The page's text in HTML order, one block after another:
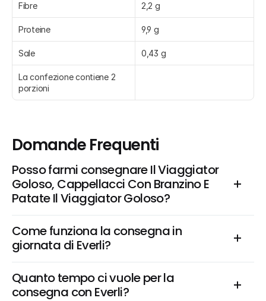
Fibre 2,2 g
Proteine 9,9 g
Sale 0,43 g
La confezione contiene 2
porzioni
Domande Frequenti
Posso farmi consegnare Il Viaggiator
Goloso, Cappellacci Con Branzino E
Patate Il Viaggiator Goloso?
Come funziona la consegna in
giornata di Everli?
Quanto tempo ci vuole per la
consegna con Everli?